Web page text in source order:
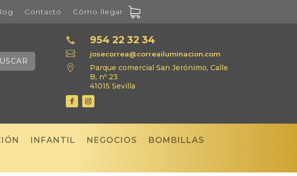
Contacto Cómo llegar
 954 22 32 34
 josecorrea@correailuminacion.com

Parque comercial San Jerónimo, Calle
B, nº 23
41015 Sevilla
INFANTIL NEGOCIOS
BOMBILLAS